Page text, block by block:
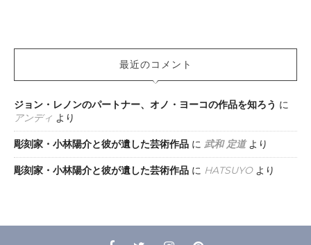
最近のコメント
ジョン・レノンのパートナー、オノ・ヨーコの作品を知ろう に
アンディ より
彫刻家・小林陽介と彼が遺した芸術作品 に 武和 定道より
彫刻家・小林陽介と彼が遺した芸術作品 に HATSUYOより